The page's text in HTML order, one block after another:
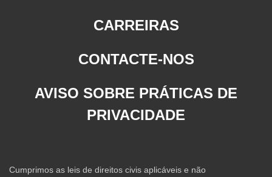
CARREIRAS
CONTACTE-NOS
AVISO SOBRE PRÁTICAS DE
PRIVACIDADE
Cumprimos as leis de direitos civis aplicáveis e não